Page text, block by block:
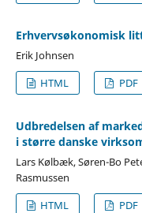
Erhvervsøkonomisk
Erik Johnsen
HTML
PDF
Udbredelsen af
i større danske
Lars Kølbæk, Søren-Bo
Rasmussen
HTML
PDF